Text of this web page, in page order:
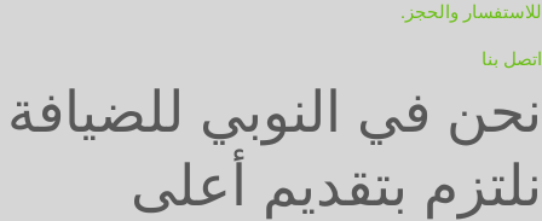
للاستفسار والحجز.
اتصل بنا
نحن في النوبي للضيافة
نلتزم بتقديم أعلى